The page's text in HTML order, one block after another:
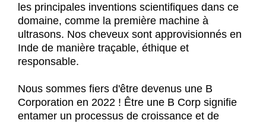
les principales inventions scientifiques dans ce
domaine, comme la première machine à
ultrasons. Nos cheveux sont approvisionnés en
Inde de manière traçable, éthique et
responsable.
Nous sommes fiers d'être devenus une B
Corporation en 2022 ! Être une B Corp signifie
entamer un processus de croissance et de